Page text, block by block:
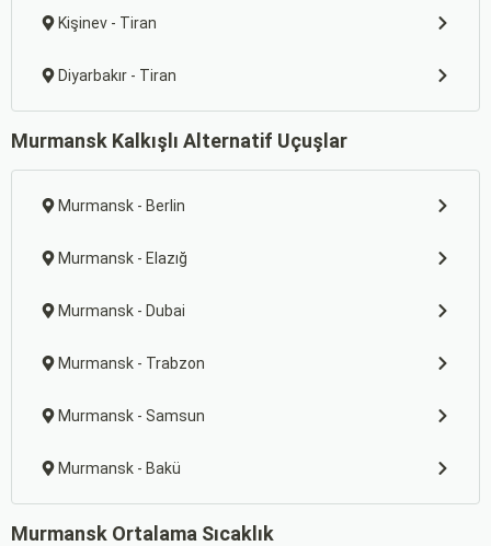
Kişinev - Tiran
Diyarbakır - Tiran
Murmansk Kalkışlı Alternatif Uçuşlar
Murmansk - Berlin
Murmansk - Elazığ
Murmansk - Dubai
Murmansk - Trabzon
Murmansk - Samsun
Murmansk - Bakü
Murmansk Ortalama Sıcaklık